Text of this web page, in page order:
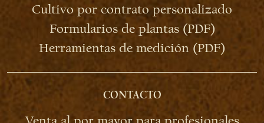
Cultivo por contrato personalizado
Formularios de plantas (PDF)
Herramientas de medición (PDF)
CONTACTO